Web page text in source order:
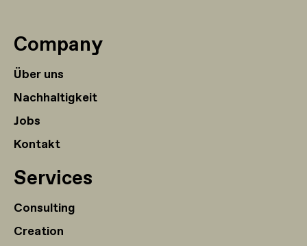
Company
Über uns
Nachhaltigkeit
Jobs
Kontakt
Services
Consulting
Creation